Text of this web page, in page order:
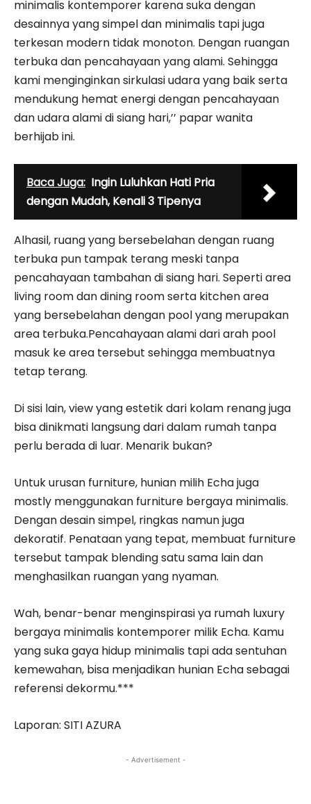
minimalis kontemporer karena suka dengan
desainnya yang simpel dan minimalis tapi juga
terkesan modern tidak monoton. Dengan ruangan
terbuka dan pencahayaan yang alami. Sehingga
kami menginginkan sirkulasi udara yang baik serta
mendukung hemat energi dengan pencahayaan
dan udara alami di siang hari,’’ papar wanita
berhijab ini.
Baca Juga: Ingin Luluhkan Hati Pria
dengan Mudah, Kenali 3 Tipenya
Alhasil, ruang yang bersebelahan dengan ruang
terbuka pun tampak terang meski tanpa
pencahayaan tambahan di siang hari. Seperti area
living room dan dining room serta kitchen area
yang bersebelahan dengan pool yang merupakan
area terbuka.Pencahayaan alami dari arah pool
masuk ke area tersebut sehingga membuatnya
tetap terang.
Di sisi lain, view yang estetik dari kolam renang juga
bisa dinikmati langsung dari dalam rumah tanpa
perlu berada di luar. Menarik bukan?
Untuk urusan furniture, hunian milih Echa juga
mostly menggunakan furniture bergaya minimalis.
Dengan desain simpel, ringkas namun juga
dekoratif. Penataan yang tepat, membuat furniture
tersebut tampak blending satu sama lain dan
menghasilkan ruangan yang nyaman.
Wah, benar-benar menginspirasi ya rumah luxury
bergaya minimalis kontemporer milik Echa. Kamu
yang suka gaya hidup minimalis tapi ada sentuhan
kemewahan, bisa menjadikan hunian Echa sebagai
referensi dekormu.***
Laporan: SITI AZURA
- Advertisement -